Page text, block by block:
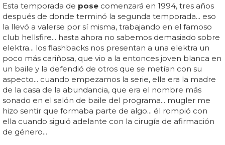
Esta temporada de pose comenzará en 1994, tres años
después de donde terminó la segunda temporada... eso
la llevó a valerse por sí misma, trabajando en el famoso
club hellsfire... hasta ahora no sabemos demasiado sobre
elektra... los flashbacks nos presentan a una elektra un
poco más cariñosa, que vio a la entonces joven blanca en
un baile y la defendió de otros que se metían con su
aspecto... cuando empezamos la serie, ella era la madre
de la casa de la abundancia, que era el nombre más
sonado en el salón de baile del programa... mugler me
hizo sentir que formaba parte de algo... él rompió con
ella cuando siguió adelante con la cirugía de afirmación
de género...